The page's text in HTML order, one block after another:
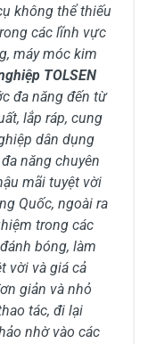
không thể thiếu
các lĩnh vực
máy móc kim
TOLSEN
đa năng đến từ
lắp ráp, cung
dân dụng
năng chuyên
mãi tuyệt vời
Quốc, ngoài ra
trong các
bóng, làm
vời và giá cả
giản và nhỏ
tác, đi lại
nhờ vào các